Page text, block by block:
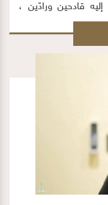
قادحين ورادّين ،
الفتيا !!!! ومن هذا